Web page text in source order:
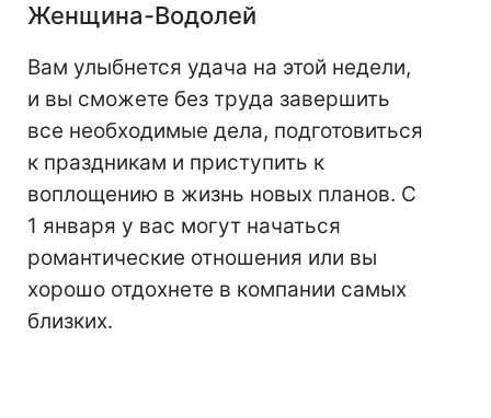
Женщина-Водолей
Вам улыбнется удача на этой недели,
и вы сможете без труда завершить
все необходимые дела, подготовиться
к праздникам и приступить к
воплощению в жизнь новых планов. С
1 января у вас могут начаться
романтические отношения или вы
хорошо отдохнете в компании самых
близких.